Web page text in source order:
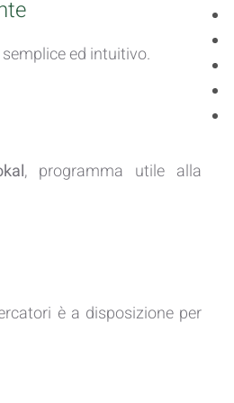
ed intuitivo.
, programma utile alla
è a disposizione per